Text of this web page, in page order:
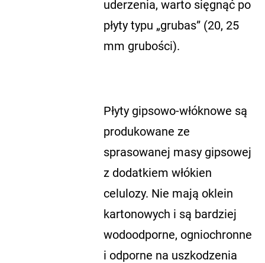
uderzenia, warto sięgnąć po
płyty typu „grubas” (20, 25
mm grubości).
Płyty gipsowo-włóknowe są
produkowane ze
sprasowanej masy gipsowej
z dodatkiem włókien
celulozy. Nie mają oklein
kartonowych i są bardziej
wodoodporne, ogniochronne
i odporne na uszkodzenia